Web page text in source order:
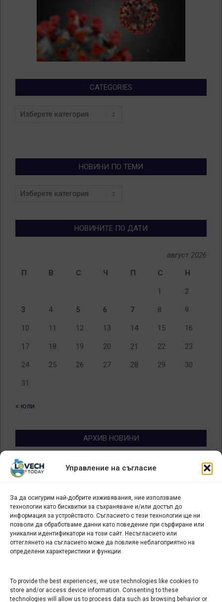
Управление на съгласие
За да осигурим най-добрите изживявания, ние използваме
технологии като бисквитки за съхраняване и/или достъп до
информация за устройството. Съгласието с тези технологии ще ни
позволи да обработваме данни като поведение при сърфиране или
уникални идентификатори на този сайт. Несъгласието или
оттеглянето на съгласието може да повлияе неблагоприятно на
определени характеристики и функции.
To provide the best experiences, we use technologies like cookies to
store and/or access device information. Consenting to these
technologies will allow us to process data such as browsing behavior or
CATEGORIES
Categories
НОВИНИ ПО ТЕМИ
Новини
НОВИНИТЕ ПО ДАТИ
август 2026
П
В С Ч П С Н
1 2
3 4 5 6 7 8 9
10 11 12 13 14 15 16
17 18 19 20 21 22 23
24 25 26 27 28 29 30
31
« юли
АРХИВ НОВИНИ
Архив
новини
БИЗНЕС
Арт галерия "Мостове" – магазин за изкуство
СЕВЕРОЗАПАДА ИНФОРМАЦИОНЕН БИЗНЕС
ТУРИСТИЧЕСКИ КЛЪСТЕР
ИНСТИТУЦИИ В ЛОВЕЧ